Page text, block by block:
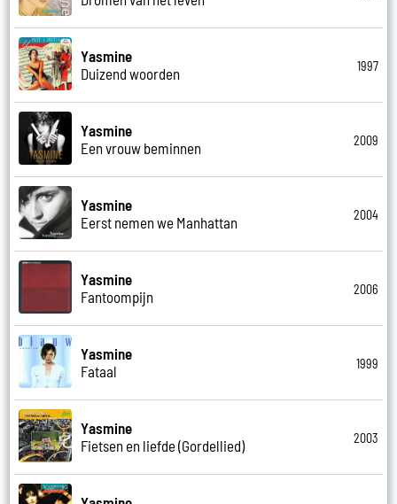
Yasmine
Duizend woorden
1997
Yasmine
Een vrouw beminnen
2009
Yasmine
Eerst nemen we Manhattan
2004
Yasmine
Fantoompijn
2006
Yasmine
Fataal
1999
Yasmine
Fietsen en liefde (Gordellied)
2003